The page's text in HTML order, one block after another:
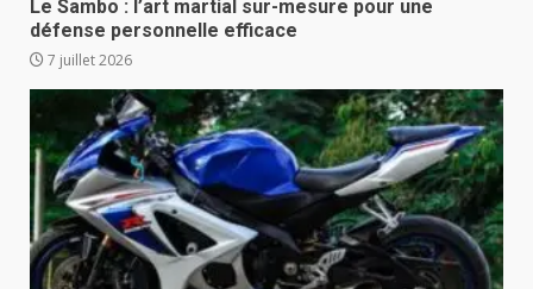
Le Sambo : l’art martial sur-mesure pour une
défense personnelle efficace
7 juillet 2026